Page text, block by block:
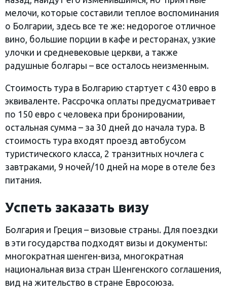
мелочи, которые составили теплое воспоминания
о Болгарии, здесь все те же: недорогое отличное
вино, большие порции в кафе и ресторанах, узкие
улочки и средневековые церкви, а также
радушные болгары – все осталось неизменным.
Стоимость тура в Болгарию стартует с 430 евро в
эквиваленте. Рассрочка оплаты предусматривает
по 150 евро с человека при бронировании,
остальная сумма – за 30 дней до начала тура. В
стоимость тура входят проезд автобусом
туристического класса, 2 транзитных ночлега с
завтраками, 9 ночей/10 дней на море в отеле без
питания.
Успеть заказать визу
Болгария и Греция – визовые страны. Для поездки
в эти государства подходят визы и документы:
многократная шенген-виза, многократная
национальная виза стран Шенгенского соглашения,
вид на жительство в стране Евросоюза.